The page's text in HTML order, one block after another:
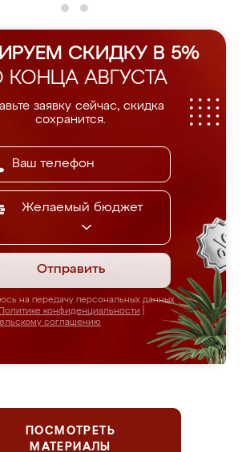
СКИДКУ В 5%
КОНЦА АВГУСТА
заявку сейчас, скидка
сохранится.
Желаемый бюджет
Отправить
на передачу персональных данных
Политике конфиденциальности
соглашению
ПОСМОТРЕТЬ
МАТЕРИАЛЫ